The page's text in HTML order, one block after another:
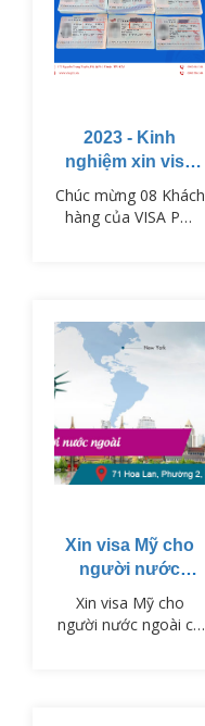
2023 - Kinh
nghiệm xin visa
du lịch Nhật Bản
Chúc mừng 08 Khách
hàng của VISA PM
Xin visa Mỹ cho
người nước
ngoài
Xin visa Mỹ cho
người nước ngoài có